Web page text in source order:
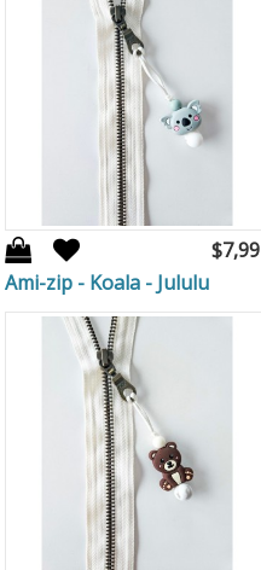
$7,99
Ami-zip - Koala - Jululu